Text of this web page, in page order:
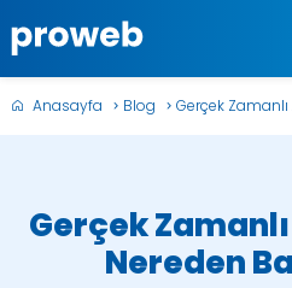
Anasayfa Blog Gerçek
Gerçek
Nereden